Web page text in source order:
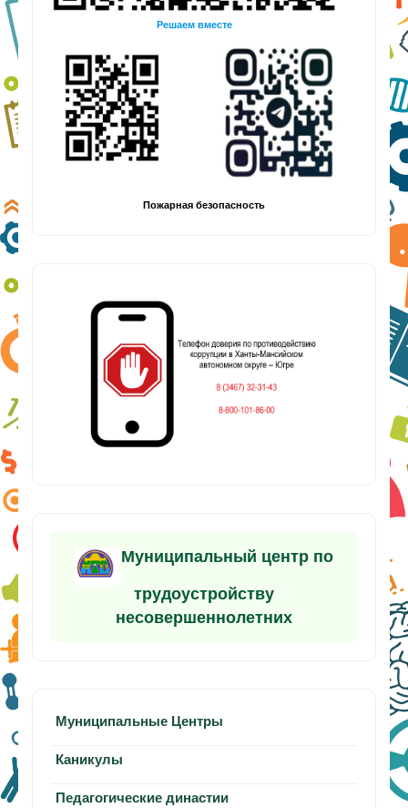
Решаем вместе
Пожарная безопасность
Муниципальный центр по
трудоустройству
несовершеннолетних
Муниципальные Центры
Каникулы
Педагогические династии